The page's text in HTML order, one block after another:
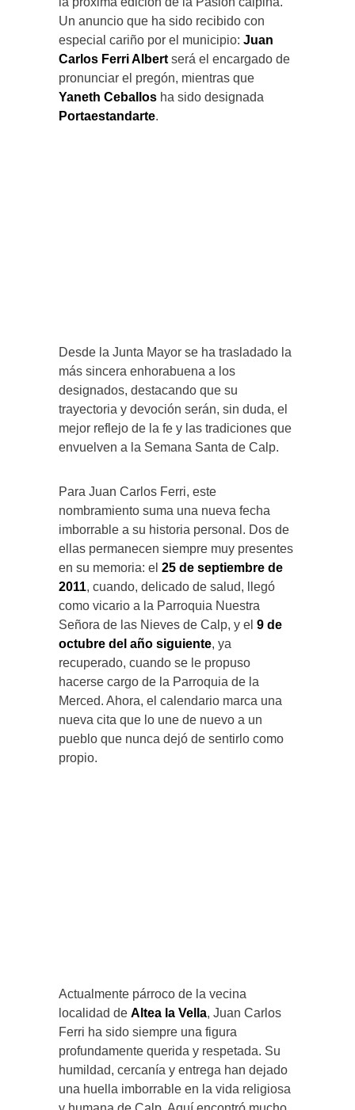
Un anuncio que ha sido recibido con
especial cariño por el municipio: Juan
Carlos Ferri Albert será el encargado de
pronunciar el pregón, mientras que
Yaneth Ceballos ha sido designada
Portaestandarte.
Desde la Junta Mayor se ha trasladado la
más sincera enhorabuena a los
designados, destacando que su
trayectoria y devoción serán, sin duda, el
mejor reflejo de la fe y las tradiciones que
envuelven a la Semana Santa de Calp.
Para Juan Carlos Ferri, este
nombramiento suma una nueva fecha
imborrable a su historia personal. Dos de
ellas permanecen siempre muy presentes
en su memoria: el 25 de septiembre de
2011, cuando, delicado de salud, llegó
como vicario a la Parroquia Nuestra
Señora de las Nieves de Calp, y el 9 de
octubre del año siguiente, ya
recuperado, cuando se le propuso
hacerse cargo de la Parroquia de la
Merced. Ahora, el calendario marca una
nueva cita que lo une de nuevo a un
pueblo que nunca dejó de sentirlo como
propio.
Actualmente párroco de la vecina
localidad de Altea la Vella, Juan Carlos
Ferri ha sido siempre una figura
profundamente querida y respetada. Su
humildad, cercanía y entrega han dejado
una huella imborrable en la vida religiosa